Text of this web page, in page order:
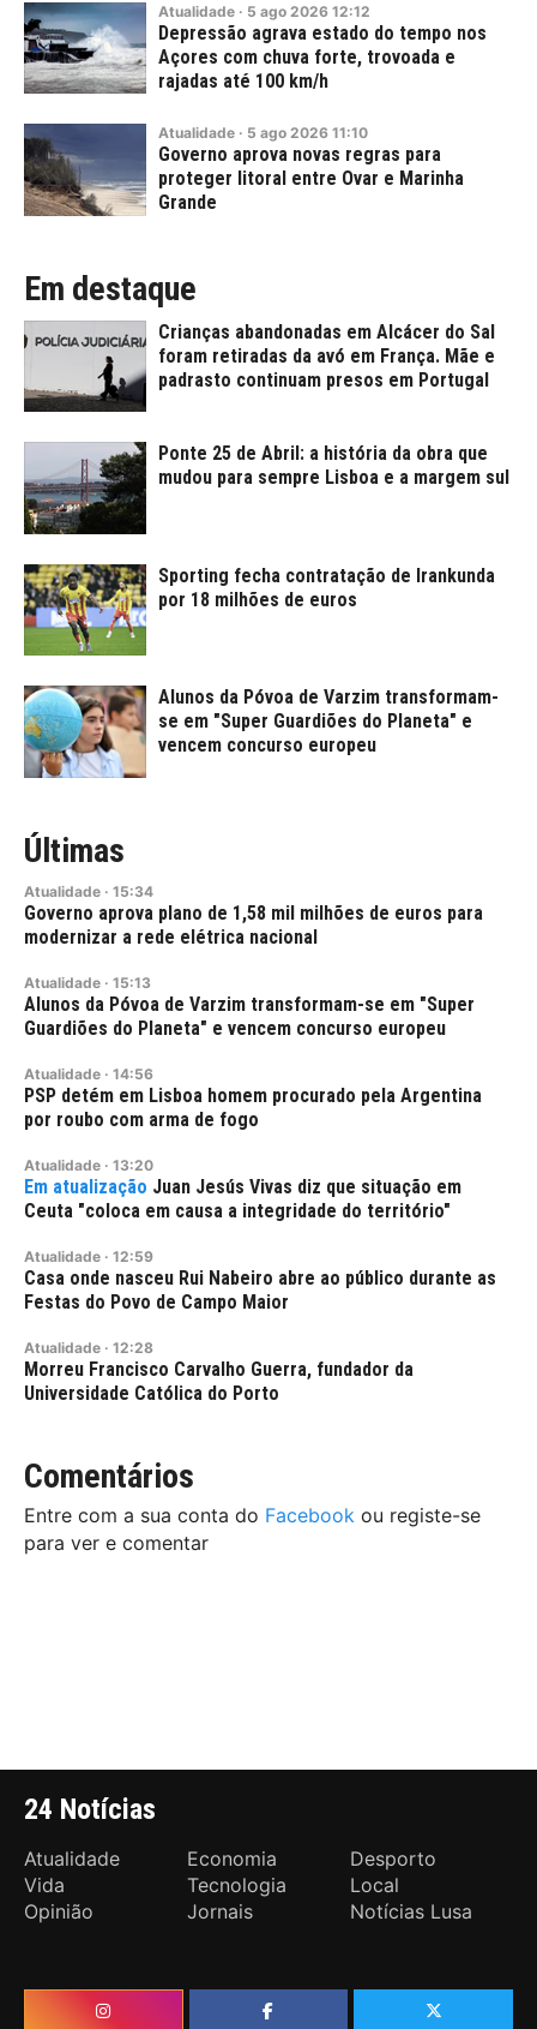
Atualidade · 5 ago 2026 12:12
Depressão agrava estado do tempo nos
Açores com chuva forte, trovoada e
rajadas até 100 km/h
Atualidade · 5 ago 2026 11:10
Governo aprova novas regras para
proteger litoral entre Ovar e Marinha
Grande
Em destaque
Crianças abandonadas em Alcácer do Sal
foram retiradas da avó em França. Mãe e
padrasto continuam presos em Portugal
Ponte 25 de Abril: a história da obra que
mudou para sempre Lisboa e a margem sul
Sporting fecha contratação de Irankunda
por 18 milhões de euros
Alunos da Póvoa de Varzim transformam-
se em "Super Guardiões do Planeta" e
vencem concurso europeu
Últimas
Atualidade · 15:34
Governo aprova plano de 1,58 mil milhões de euros para
modernizar a rede elétrica nacional
Atualidade · 15:13
Alunos da Póvoa de Varzim transformam-se em "Super
Guardiões do Planeta" e vencem concurso europeu
Atualidade · 14:56
PSP detém em Lisboa homem procurado pela Argentina
por roubo com arma de fogo
Atualidade · 13:20
Juan Jesús Vivas diz que situação em
Ceuta "coloca em causa a integridade do território"
Atualidade · 12:59
Casa onde nasceu Rui Nabeiro abre ao público durante as
Festas do Povo de Campo Maior
Atualidade · 12:28
Morreu Francisco Carvalho Guerra, fundador da
Universidade Católica do Porto
Comentários
Entre com a sua conta do Facebook ou registe-se
para ver e comentar
24 Notícias
Atualidade Economia
Desporto
Vida
Tecnologia
Local
Opinião
Jornais Notícias Lusa